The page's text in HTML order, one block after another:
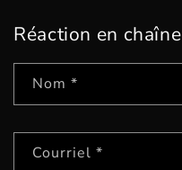
Réaction en chaîne
Nom *
Courriel *